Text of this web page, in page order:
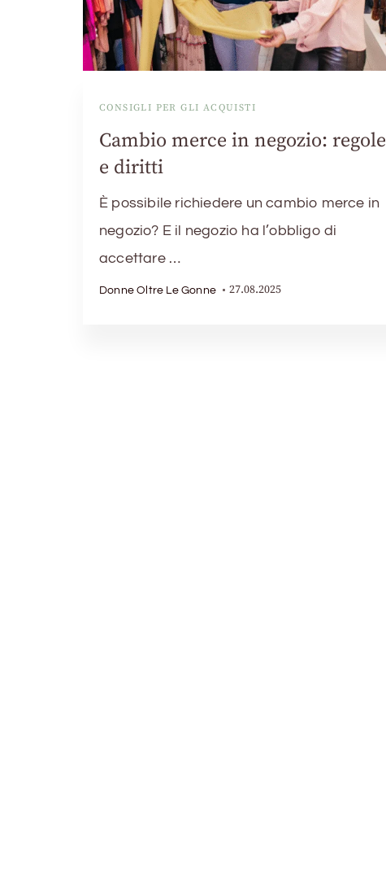
CONSIGLI PER GLI ACQUISTI
Cambio merce in negozio: regole
e diritti
È possibile richiedere un cambio merce in
negozio? E il negozio ha l’obbligo di
accettare …
Donne Oltre Le Gonne 27.08.2025